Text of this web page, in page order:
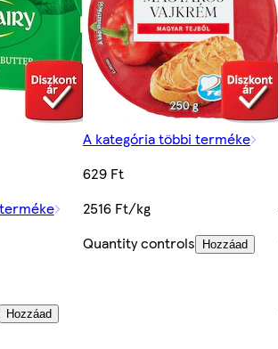
Hozzáad
A kategória többi terméke
629 Ft
2516 Ft/kg
Quantity controls
Hozzáad